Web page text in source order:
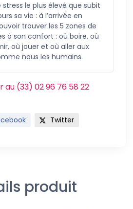
stress le plus élevé que subit
sa vie : à l’arrivée en
trouver les 5 zones de
à son confort : où boire, où
où jouer et où aller aux
nous les humains.
au (33) 02 96 76 58 22
Twitter
produit